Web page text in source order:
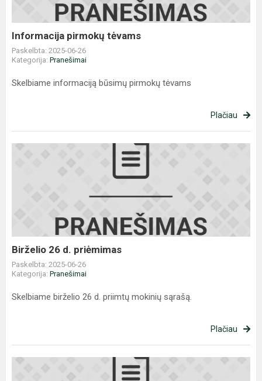
Informacija pirmokų tėvams
Paskelbta: 2025-06-26
Kategorija: Pranešimai
Skelbiame informaciją būsimų pirmokų tėvams
Plačiau
Birželio
Birželio 26 d. priėmimas
Paskelbta: 2025-06-26
Kategorija: Pranešimai
Skelbiame birželio 26 d. priimtų mokinių sąrašą.
Plačiau
Priimtų